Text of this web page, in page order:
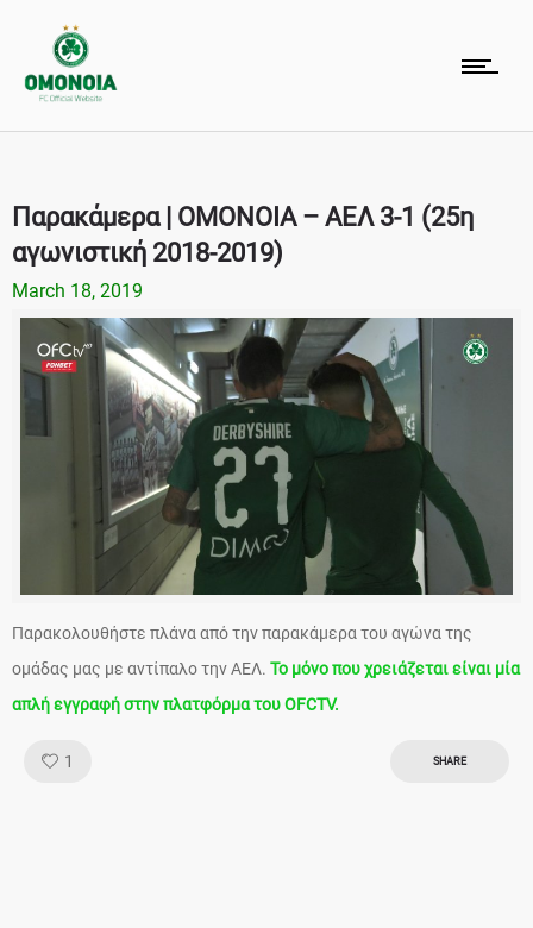
Παρακάμερα | ΟΜΟΝΟΙΑ – ΑΕΛ 3-1 (25η
αγωνιστική 2018-2019)
March 18, 2019
Παρακολουθήστε πλάνα από την παρακάμερα του αγώνα της
ομάδας μας με αντίπαλο την ΑΕΛ. Το μόνο που χρειάζεται είναι μία
απλή εγγραφή στην πλατφόρμα του OFCTV.
1 SHARE